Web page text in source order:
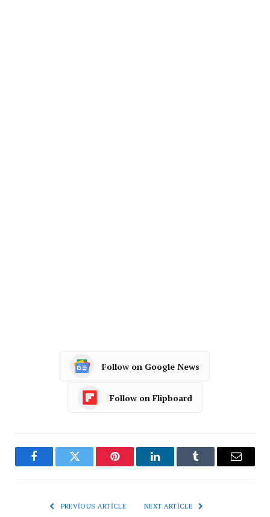
Follow on Google News
Follow on Flipboard
FacebookTwitter Pinterest LinkedInTumblr Email
PREVIOUS ARTICLE NEXT ARTICLE